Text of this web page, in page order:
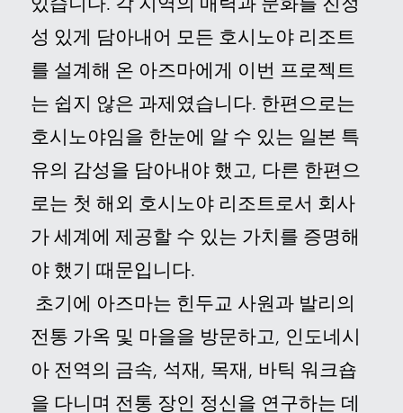
성 있게 담아내어 모든 호시노야 리조트
를 설계해 온 아즈마에게 이번 프로젝트
는 쉽지 않은 과제였습니다. 한편으로는
호시노야임을 한눈에 알 수 있는 일본 특
유의 감성을 담아내야 했고, 다른 한편으
로는 첫 해외 호시노야 리조트로서 회사
가 세계에 제공할 수 있는 가치를 증명해
야 했기 때문입니다.
초기에 아즈마는 힌두교 사원과 발리의
전통 가옥 및 마을을 방문하고, 인도네시
아 전역의 금속, 석재, 목재, 바틱 워크숍
을 다니며 전통 장인 정신을 연구하는 데